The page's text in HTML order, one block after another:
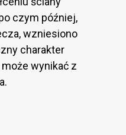
czym później,
wzniesiono
charakter
wynikać z